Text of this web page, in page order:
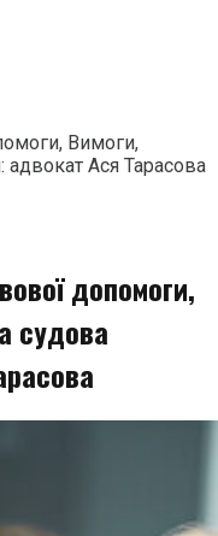
Вимоги,
адвокат Ася Тарасова
допомоги,
судова